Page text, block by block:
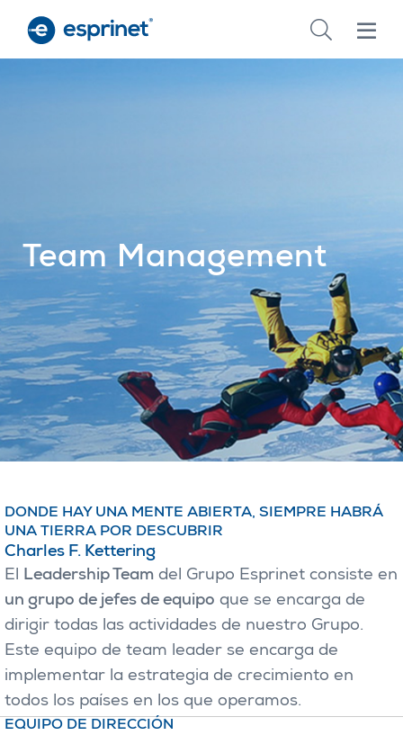
main
Team Management
DONDE HAY UNA MENTE ABIERTA, SIEMPRE HABRÁ
UNA TIERRA POR DESCUBRIR
Charles F. Kettering
El Leadership Team del Grupo Esprinet consiste en
un grupo de jefes de equipo que se encarga de
dirigir todas las actividades de nuestro Grupo.
Este equipo de team leader se encarga de
implementar la estrategia de crecimiento en
todos los países en los que operamos.
EQUIPO DE DIRECCIÓN